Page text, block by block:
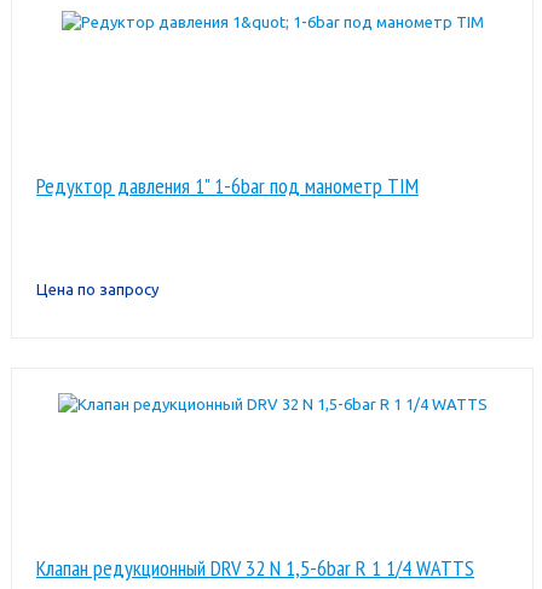
Редуктор давления 1" 1-6bar под манометр TIM
Цена по запросу
Клапан редукционный DRV 32 N 1,5-6bar R 1 1/4 WATTS